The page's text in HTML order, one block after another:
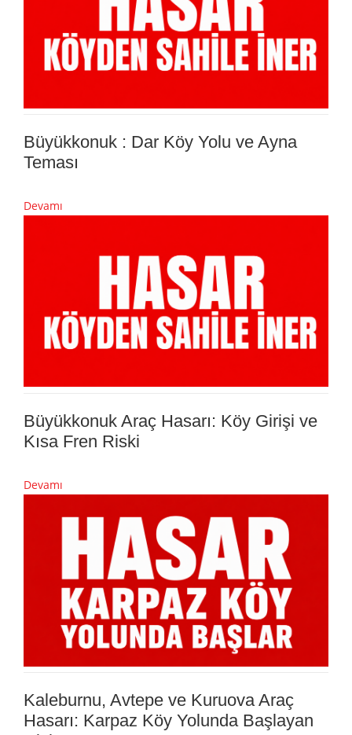
Büyükkonuk : Dar Köy Yolu ve Ayna
Teması
Devamı
Büyükkonuk Araç Hasarı: Köy Girişi ve
Kısa Fren Riski
Devamı
Kaleburnu, Avtepe ve Kuruova Araç
Hasarı: Karpaz Köy Yolunda Başlayan